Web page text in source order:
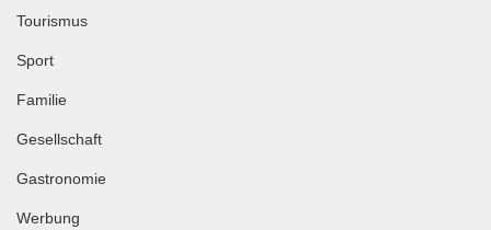
Tourismus
Sport
Familie
Gesellschaft
Gastronomie
Werbung